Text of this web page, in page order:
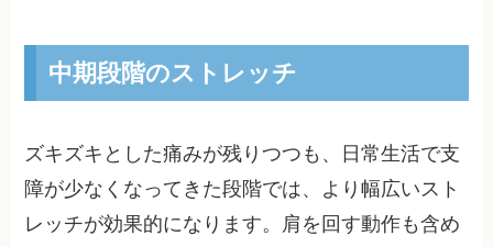
中期段階のストレッチ
ズキズキとした痛みが残りつつも、日常生活で支
障が少なくなってきた段階では、より幅広いスト
レッチが効果的になります。肩を回す動作も含め